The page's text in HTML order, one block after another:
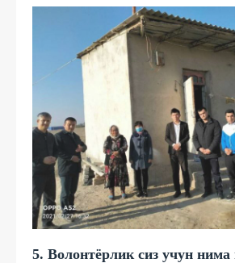
5. Волонтёрлик сиз учун нима